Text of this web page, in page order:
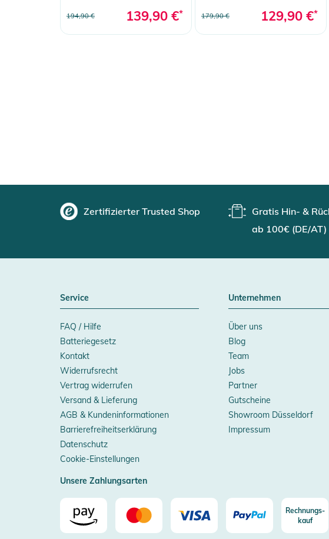
194,90 € 139,90 €* 179,90 € 129,90 €*
Zertifizierter Trusted Shop
Gratis Hin- &
ab 100€ (DE/AT)
Service
FAQ / Hilfe
Batteriegesetz
Kontakt
Widerrufsrecht
Vertrag widerrufen
Versand & Lieferung
AGB & Kundeninformationen
Barrierefreiheitserklärung
Datenschutz
Cookie-Einstellungen
Unternehmen
Über uns
Blog
Team
Jobs
Partner
Gutscheine
Showroom Düsseldorf
Impressum
Unsere Zahlungsarten
Rechnungs-
kauf